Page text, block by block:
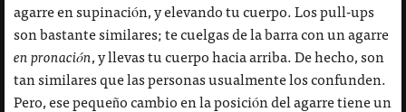
agarre en supinación, y elevando tu cuerpo. Los pull-ups
son bastante similares; te cuelgas de la barra con un agarre
en pronación, y llevas tu cuerpo hacia arriba. De hecho, son
tan similares que las personas usualmente los confunden.
Pero, ese pequeño cambio en la posición del agarre tiene un